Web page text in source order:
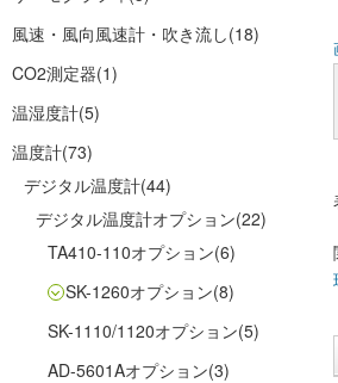
風速・風向風速計・吹き流し(18)
CO2測定器(1)
温湿度計(5)
温度計(73)
デジタル温度計(44)
デジタル温度計オプション(22)
TA410-110オプション(6)
SK-1260オプション(8)
SK-1110/1120オプション(5)
AD-5601Aオプション(3)